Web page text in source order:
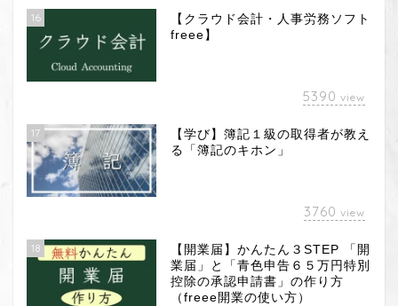
16
【クラウド会計・人事労務ソフト
freee】
5390 view
17
【学び】簿記１級の取得者が教え
る「簿記のキホン」
3760 view
18
【開業届】かんたん３STEP 「開
業届」と「青色申告６５万円特別
控除の承認申請書」の作り方
（freee開業の使い方）